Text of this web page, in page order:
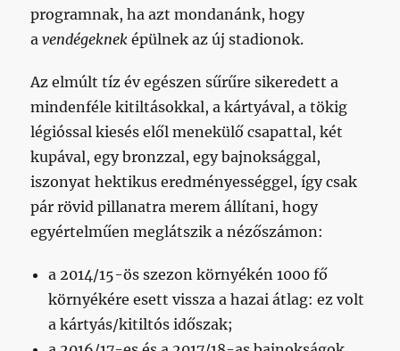
programnak, ha azt mondanánk, hogy
avendégeknek épülnek az új stadionok.
Az elmúlt tíz év egészen sűrűre sikeredett a
mindenféle kitiltásokkal, a kártyával, a tökig
légióssal kiesés elől menekülő csapattal, két
kupával, egy bronzzal, egy bajnoksággal,
iszonyat hektikus eredményességgel, így csak
pár rövid pillanatra merem állítani, hogy
egyértelműen meglátszik a nézőszámon:
a 2014/15-ös szezon környékén 1000 fő
környékére esett vissza a hazai átlag: ez volt
a kártyás/kitiltós időszak;